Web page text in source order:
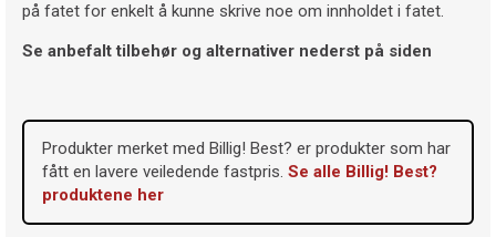
på fatet for enkelt å kunne skrive noe om innholdet i fatet.
Se anbefalt tilbehør og alternativer nederst på siden
Produkter merket med Billig! Best? er produkter som har
fått en lavere veiledende fastpris. Se alle Billig! Best?
produktene her